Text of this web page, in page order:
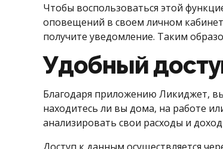
Чтобы воспользоваться этой
оповещений в своем личном
получите уведомление. Таким
Удобный
Благодаря приложению Ликиджет,
находитесь ли вы дома, на работе
анализировать свои расходы и